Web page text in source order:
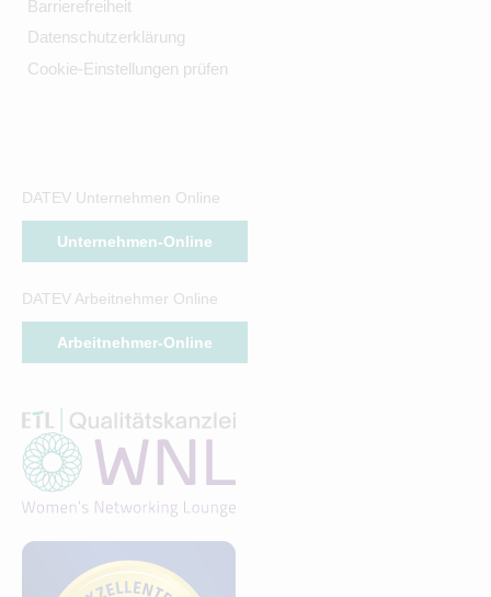
Barrierefreiheit
Datenschutzerklärung
Cookie-Einstellungen prüfen
DATEV Unternehmen Online
Unternehmen-Online
DATEV Arbeitnehmer Online
Arbeitnehmer-Online